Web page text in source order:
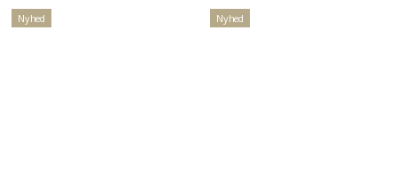
Nyhed Nyhed